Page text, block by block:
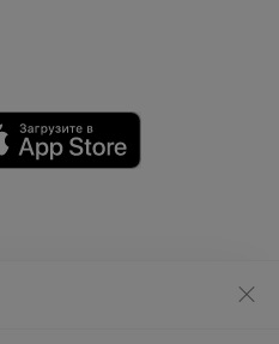
в стразах"
сайт и нажимая кнопку